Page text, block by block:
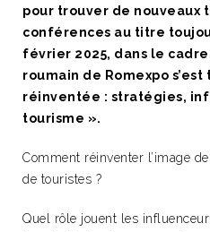
pour trouver de nouveaux
conférences au titre
février 2025, dans le
roumain de Romexpo
réinventée : stratégies,
tourisme ».
Comment réinventer l’image
de touristes ?
Quel rôle jouent les